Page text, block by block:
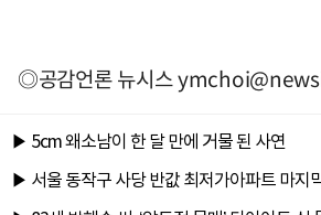
◎공감언론 뉴시스